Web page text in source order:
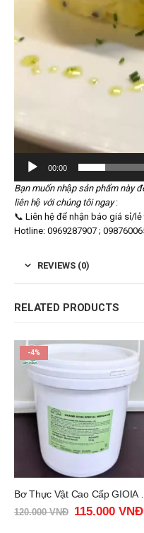
00:00
Bạn muốn nhập sản phẩm này
liên hệ với chúng tôi ngay:
📞 Liên hệ để nhận báo giá sỉ/lẻ
Hotline: 0969287907 ;
REVIEWS (0)
RELATED PRODUCTS
-4%
Bơ Thực
120.000VNĐ 115.000 VNĐ